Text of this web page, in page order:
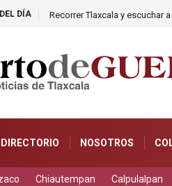
DÍA Recorrer Tlaxcala y escuchar
DIRECTORIO NOSOTROS
Chiautempan Calpulalpan